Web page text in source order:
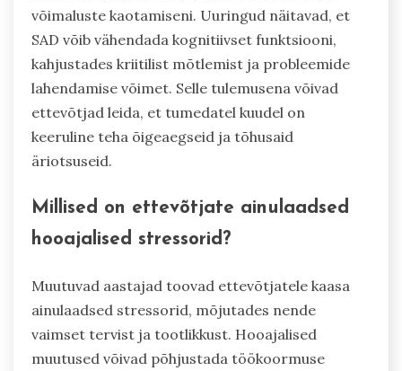
võimaluste kaotamiseni. Uuringud näitavad, et
SAD võib vähendada kognitiivset funktsiooni,
kahjustades kriitilist mõtlemist ja probleemide
lahendamise võimet. Selle tulemusena võivad
ettevõtjad leida, et tumedatel kuudel on
keeruline teha õigeaegseid ja tõhusaid
äriotsuseid.
Millised on ettevõtjate ainulaadsed
hooajalised stressorid?
Muutuvad aastajad toovad ettevõtjatele kaasa
ainulaadsed stressorid, mõjutades nende
vaimset tervist ja tootlikkust. Hooajalised
muutused võivad põhjustada töökoormuse